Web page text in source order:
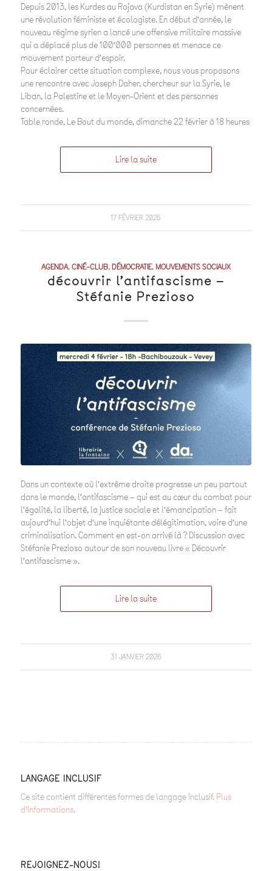
Depuis 2013, les Kurdes au Rojava (Kurdistan en Syrie) mènent
une révolution féministe et écologiste. En début d’année, le
nouveau régime syrien a lancé une offensive militaire massive
qui a déplacé plus de 100’000 personnes et menace ce
mouvement porteur d’espoir.
Pour éclairer cette situation complexe, nous vous proposons
une rencontre avec Joseph Daher, chercheur sur la Syrie, le
Liban, la Palestine et le Moyen-Orient et des personnes
concernées.
Table ronde, Le Bout du monde, dimanche 22 février à 18 heures
Lire la suite
17 FÉVRIER 2026
AGENDA,CINÉ-CLUB,DÉMOCRATIE, MOUVEMENTS SOCIAUX
découvrir l’antifascisme –
Stéfanie Prezioso
Dans un contexte où l’extrême droite progresse un peu partout
dans le monde, l’antifascisme – qui est au cœur du combat pour
l’égalité, la liberté, la justice sociale et l’émancipation – fait
aujourd’hui l’objet d’une inquiétante délégitimation, voire d’une
criminalisation. Comment en est-on arrivé là ? Discussion avec
Stéfanie Prezioso autour de son nouveau livre « Découvrir
l’antifascisme ».
Lire la suite
31 JANVIER 2026
LANGAGE INCLUSIF
Ce site contient différentes formes de langage inclusif. Plus
d’informations.
REJOIGNEZ-NOUS!